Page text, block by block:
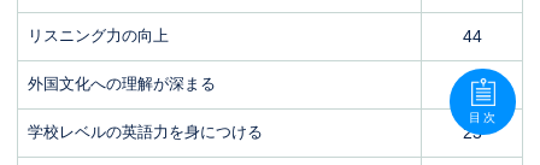
リスニング力の向上 44
外国文化への理解が深まる 26
学校レベルの英語力を身につける 23
目次